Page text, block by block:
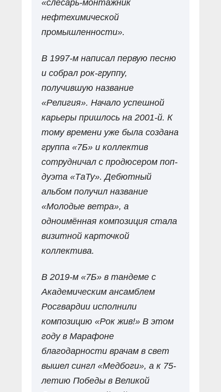
«слесарь-монтажник
нефтехимической
промышленности».
В 1997-м написал первую песню
и собрал рок-группу,
получившую название
«Религия». Начало успешной
карьеры пришлось на 2001-й. К
тому времени уже была создана
группа «7Б» и коллектив
сотрудничал с продюсером поп-
дуэта «ТаТу». Дебютный
альбом получил название
«Молодые ветра», а
одноимённая композиция стала
визитной карточкой
коллектива.
В 2019-м «7Б» в тандеме с
Академическим ансамб­лем
Росгвардии исполнили
композицию «Рок жив!» В этом
году в Марафоне
благодарности врачам в свет
вышел сингл «Медбоги», а к 75-
летию Победы в Великой